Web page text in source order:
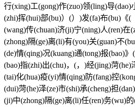
行(xing)工(gong)作(zuo)领(ling)导(dao)
(zhi)挥(hui)部(bu)）(）)发(fa)布(bu)《(
(wang)传(chuan)济(ji)宁(ning)人(ren)在
(zhong)隔(ge)离(li)有(you)关(guan)不
(de)情(qing)况(kuang)通(tong)报(bao)
(bao)指(zhi)出(chu)，(，)经(jing)菏(he)
(tai)化(hua)疫(yi)情(qing)防(fang)控
(dui)菏(he)泽(ze)市(shi)承(cheng)担
(ji)中(zhong)隔(ge)离(li)任(ren)务(wu)